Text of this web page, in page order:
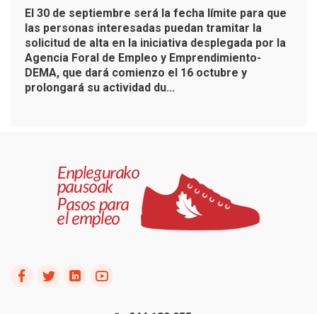
El 30 de septiembre será la fecha límite para que
las personas interesadas puedan tramitar la
solicitud de alta en la iniciativa desplegada por la
Agencia Foral de Empleo y Emprendimiento-
DEMA, que dará comienzo el 16 octubre y
prolongará su actividad du...